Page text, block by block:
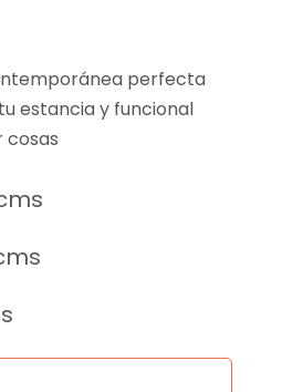
perfecta
estancia y funcional
cosas